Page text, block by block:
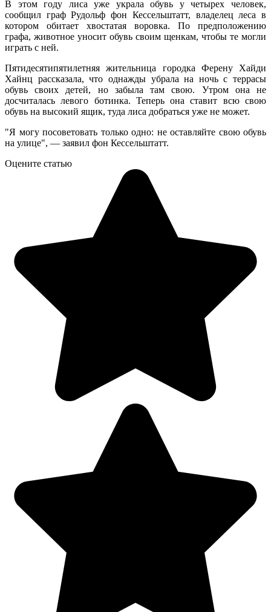
В этом году лиса уже украла обувь у четырех человек,
сообщил граф Рудольф фон Кессельштатт, владелец леса в
котором обитает хвостатая воровка. По предположению
графа, животное уносит обувь своим щенкам, чтобы те могли
играть с ней.
Пятидесятипятилетняя жительница городка Ферену Хайди
Хайнц рассказала, что однажды убрала на ночь с террасы
обувь своих детей, но забыла там свою. Утром она не
досчиталась левого ботинка. Теперь она ставит всю свою
обувь на высокий ящик, туда лиса добраться уже не может.
"Я могу посоветовать только одно: не оставляйте свою обувь
на улице", — заявил фон Кессельштатт.
Оцените статью